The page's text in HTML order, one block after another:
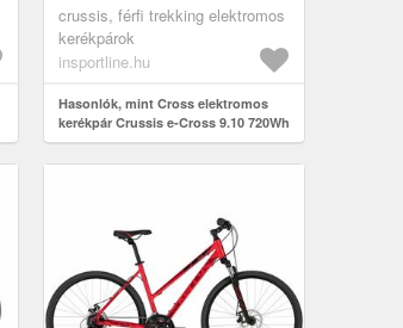
kerékpározás világába! A
tökéletes e-bike sportos
kerékpározásho...
crussis, férfi trekking elektromos
kerékpárok
insportline.hu
Hasonlók, mint Cross elektromos
kerékpár Crussis e-Cross 9.10 720Wh
28" - 2025